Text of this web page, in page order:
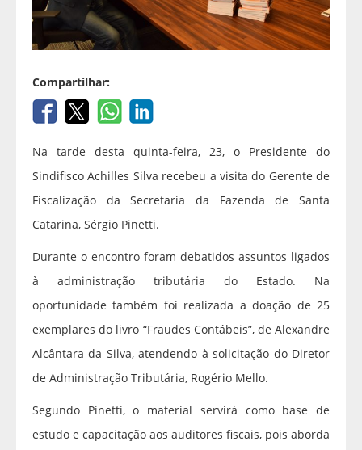
Compartilhar:
Na tarde desta quinta-feira, 23, o Presidente do
Sindifisco Achilles Silva recebeu a visita do Gerente de
Fiscalização da Secretaria da Fazenda de Santa
Catarina, Sérgio Pinetti.
Durante o encontro foram debatidos assuntos ligados
à administração tributária do Estado. Na
oportunidade também foi realizada a doação de 25
exemplares do livro “Fraudes Contábeis”, de Alexandre
Alcântara da Silva, atendendo à solicitação do Diretor
de Administração Tributária, Rogério Mello.
Segundo Pinetti, o material servirá como base de
estudo e capacitação aos auditores fiscais, pois aborda